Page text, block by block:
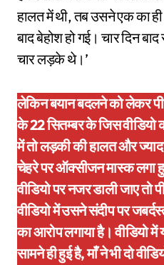
हालत में थी, तब उसने एक का
बाद बेहोश हो गई। चार दिन
चार लड़के थे।’
लेकिन बयान बदलने को लेकर
के 22 सितम्बर के जिस वीडियो
में तो लड़की की हालत और
चेहरे पर ऑक्सीजन मास्क लगा
वीडियो पर नजर डाली जाए तो
वीडियो में उसने संदीप पर
का आरोप लगाया है। वीडियो में
सामने ही हुई है, माँ ने भी दो